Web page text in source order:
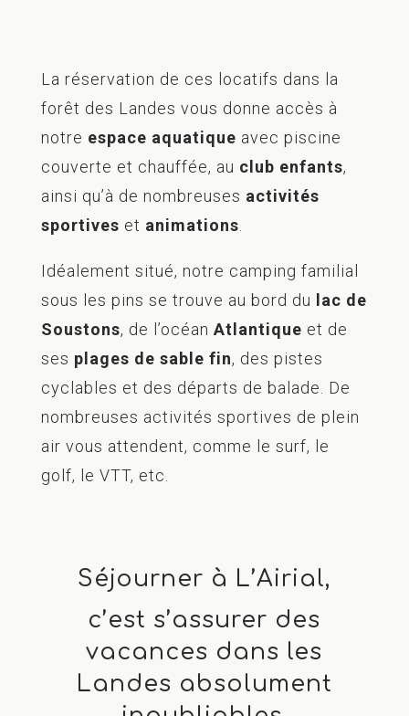
La réservation de ces locatifs dans la
forêt des Landes vous donne accès à
notre espace aquatique avec piscine
couverte et chauffée, au club enfants,
ainsi qu’à de nombreuses activités
sportives et animations
Idéalement situé, notre camping familial
sous les pins se trouve au bord du lac de
Soustons, de l’océan Atlantique et de
ses plages de sable fin, des pistes
cyclables et des départs de balade. De
nombreuses activités sportives de plein
air vous attendent, comme le surf, le
golf, le VTT, etc.
Séjourner à L’Airial,
c’est s’assurer des
vacances dans les
Landes absolument